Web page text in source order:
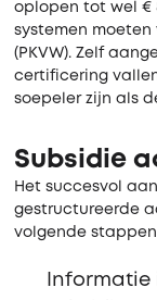
oplopen tot wel €
systemen
(PKVW). Zelf
certificering
soepeler zijn als
Subsidie
Het succesvol
gestructureerde
volgende
Informatie